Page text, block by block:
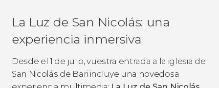
La Luz de San Nicolás: una
experiencia inmersiva
Desde el 1 de julio, vuestra entrada a la iglesia de
San Nicolás de Bari incluye una novedosa